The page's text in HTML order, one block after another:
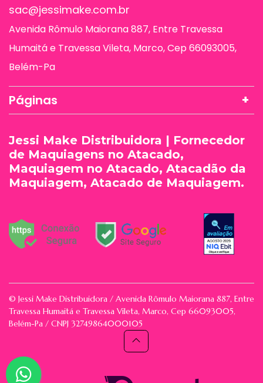
sac@jessimake.com.br
Avenida Rômulo Maiorana 887, Entre Travessa
Humaitá e Travessa Vileta, Marco, Cep 66093005,
Belém-Pa
Páginas
Jessi Make Distribuidora | Fornecedor
de Maquiagens no Atacado,
Maquiagem no Atacado, Atacadão da
Maquiagem, Atacado de Maquiagem.
© Jessi Make Distribuidora / Avenida Rômulo Maiorana 887, Entre
Travessa Humaitá e Travessa Vileta, Marco, Cep 66093005,
Belém-Pa / CNPJ 32749864000105